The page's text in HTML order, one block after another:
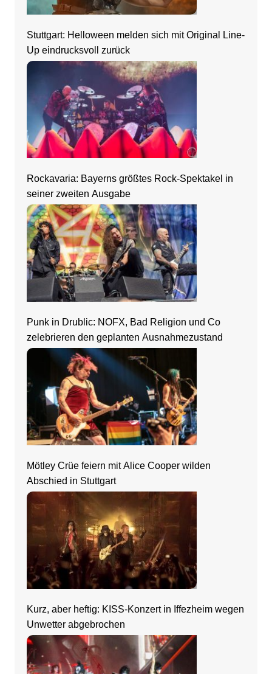
Stuttgart: Helloween melden sich mit Original Line-
Up eindrucksvoll zurück
Rockavaria: Bayerns größtes Rock-Spektakel in
seiner zweiten Ausgabe
Punk in Drublic: NOFX, Bad Religion und Co
zelebrieren den geplanten Ausnahmezustand
Mötley Crüe feiern mit Alice Cooper wilden
Abschied in Stuttgart
Kurz, aber heftig: KISS-Konzert in Iffezheim wegen
Unwetter abgebrochen